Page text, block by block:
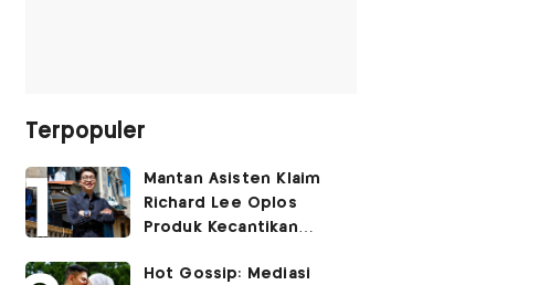
Terpopuler
Mantan Asisten Klaim
Richard Lee Oplos
Produk Kecantikan
ke Ani-Ani
Hot Gossip: Mediasi